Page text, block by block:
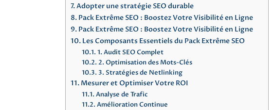
Adopter une stratégie SEO durable
Pack Extrême SEO : Boostez Votre Visibilité en Ligne
Pack Extrême SEO : Boostez Votre Visibilité en Ligne
Les Composants Essentiels du Pack Extrême SEO
1. Audit SEO Complet
2. Optimisation des Mots-Clés
3. Stratégies de Netlinking
Mesurer et Optimiser Votre ROI
Analyse de Trafic
Amélioration Continue